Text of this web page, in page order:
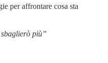
per affrontare cosa sta
sbaglierò più”